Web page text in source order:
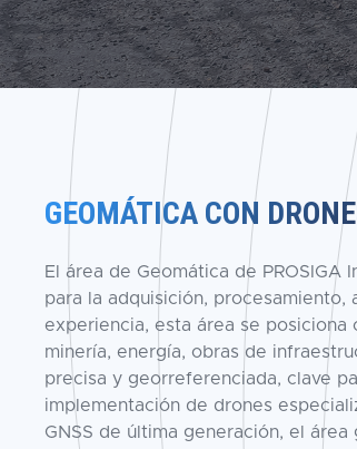
GEOMÁTICA CON
El área de Geomática de
para la adquisición, procesamiento,
experiencia, esta área se
minería, energía, obras de
precisa y georreferenciada, clave
implementación de drones
GNSS de última generación, el